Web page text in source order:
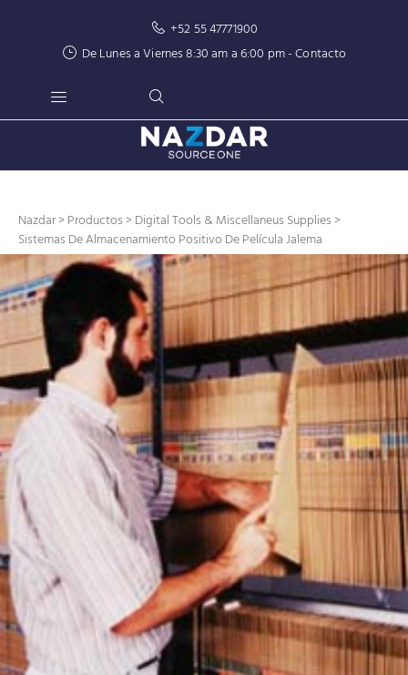
+52 55 47771900
De Lunes a Viernes 8:30 am a 6:00 pm -Contacto
Nazdar>Productos>Digital Tools & Miscellaneus Supplies>
Sistemas De Almacenamiento Positivo De Película Jalema